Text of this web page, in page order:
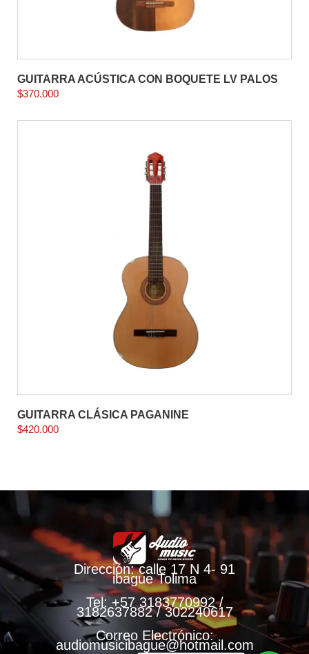
GUITARRA ACÚSTICA CON BOQUETE LV PALOS
$370.000
GUITARRA CLÁSICA PAGANINE
$420.000
Dirección: calle 17 N 4- 91
ibague Tolima
Tel: +57 3183770992 /
3182637882 / 302240617
Correo Electrónico:
audiomusicibague@hotmail.com